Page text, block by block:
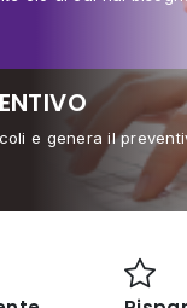
e genera il